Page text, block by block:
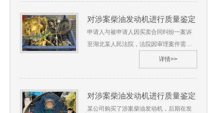
[2020]质鉴字第***号 1.委托单位：江苏某
公安局2.委托鉴定事项：涉案柴油油料真伪
鉴定3.委托日期：2020年11月 4.鉴定材
料： （1）样品清单 笔录单 （2）鉴定委
托书 （3）现场调查物证原始记录单 5.鉴
（略） 7.综合分析及检验结果（略） 8.鉴
对涉案柴油发动机进行质量鉴定
申请人与被申请人因买卖合同纠纷一案诉
至湖北某人民法院，法院因审理案件需要
委托我单位，要求对整套柴油发动机包括
主机及动力成套单元进行质量鉴定，我单
位受理了此鉴定。 沪华碧[2020]质鉴字第
**号1、委托人：湖北省某人民法院2、委
托鉴定事项：对涉案柴油发动机进行质量
详情>>
对涉案柴油发动机进行质量鉴定
某公司购买了涉案柴油发动机，后期在发